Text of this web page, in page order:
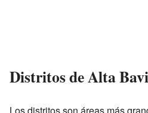
Distritos de Alta
Los distritos son áreas más